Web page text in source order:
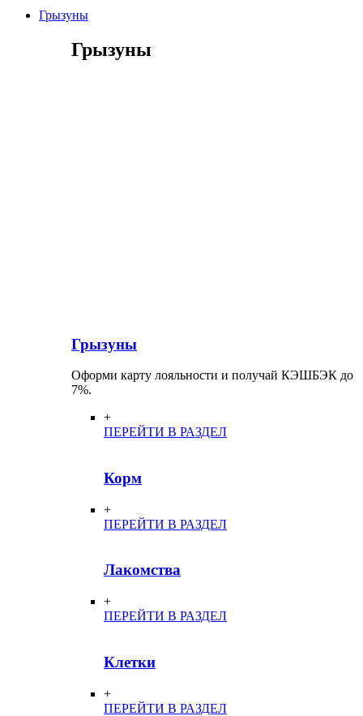
Грызуны
Грызуны
Грызуны
Оформи карту лояльности и получай КЭШБЭК до
7%.
+
ПЕРЕЙТИ В РАЗДЕЛ
Корм
+
ПЕРЕЙТИ В РАЗДЕЛ
Лакомства
+
ПЕРЕЙТИ В РАЗДЕЛ
Клетки
+
ПЕРЕЙТИ В РАЗДЕЛ